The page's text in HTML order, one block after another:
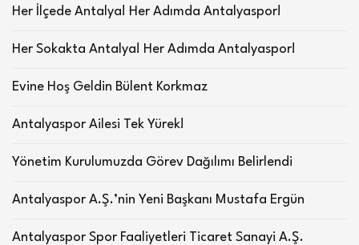
Her İlçede Antalya! Her Adımda Antalyaspor!
Her Sokakta Antalya! Her Adımda Antalyaspor!
Evine Hoş Geldin Bülent Korkmaz
Antalyaspor Ailesi Tek Yürek!
Yönetim Kurulumuzda Görev Dağılımı Belirlendi
Antalyaspor A.Ş.’nin Yeni Başkanı Mustafa Ergün
Antalyaspor Spor Faaliyetleri Ticaret Sanayi A.Ş.